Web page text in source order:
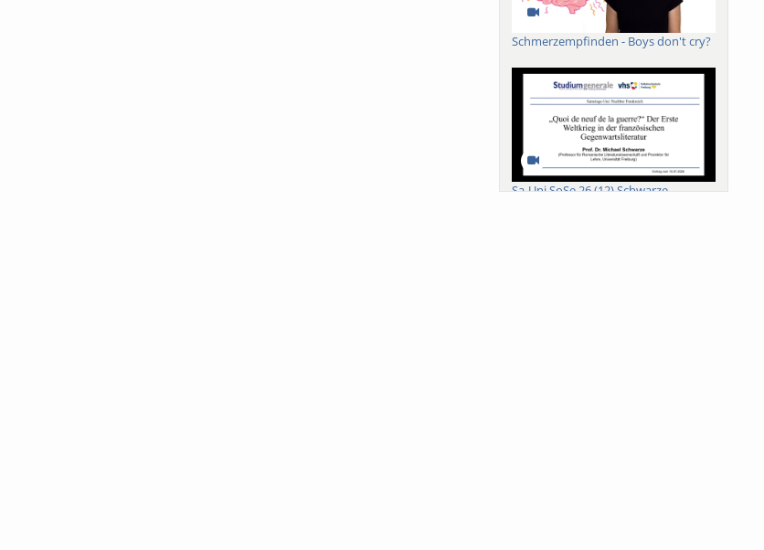
Schmerzempfinden - Boys don't cry?
Sa-Uni SoSe 26 (12) Schwarze